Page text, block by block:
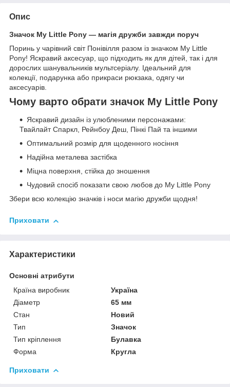
Опис
Значок My Little Pony — магія дружби завжди поруч
Поринь у чарівний світ Понівілля разом із значком My Little
Pony! Яскравий аксесуар, що підходить як для дітей, так і для
дорослих шанувальників мультсеріалу. Ідеальний для
колекції, подарунка або прикраси рюкзака, одягу чи
аксесуарів.
Чому варто обрати значок My Little Pony
Яскравий дизайн із улюбленими персонажами:
Твайлайт Спаркл, Рейнбоу Деш, Пінкі Пай та іншими
Оптимальний розмір для щоденного носіння
Надійна металева застібка
Міцна поверхня, стійка до зношення
Чудовий спосіб показати свою любов до My Little Pony
Збери всю колекцію значків і носи магію дружби щодня!
Приховати
Характеристики
Основні атрибути
Країна виробник
Україна
Діаметр
65 мм
Стан
Новий
Тип
Значок
Тип кріплення
Булавка
Форма
Кругла
Приховати